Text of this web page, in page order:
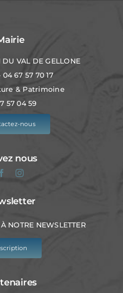
VAL DE GELLONE
67 57 70 17
& Patrimoine
57 04 59
nous
nous
NOTRE NEWSLETTER